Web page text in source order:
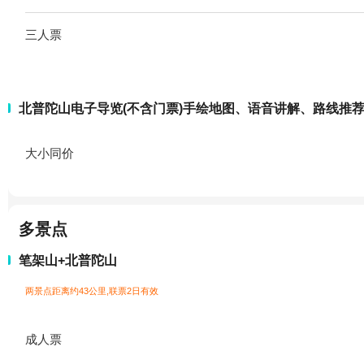
三人票
北普陀山电子导览(不含门票)手绘地图、语音讲解、路线推荐
大小同价
多景点
笔架山+北普陀山
两景点距离约43公里,联票2日有效
成人票